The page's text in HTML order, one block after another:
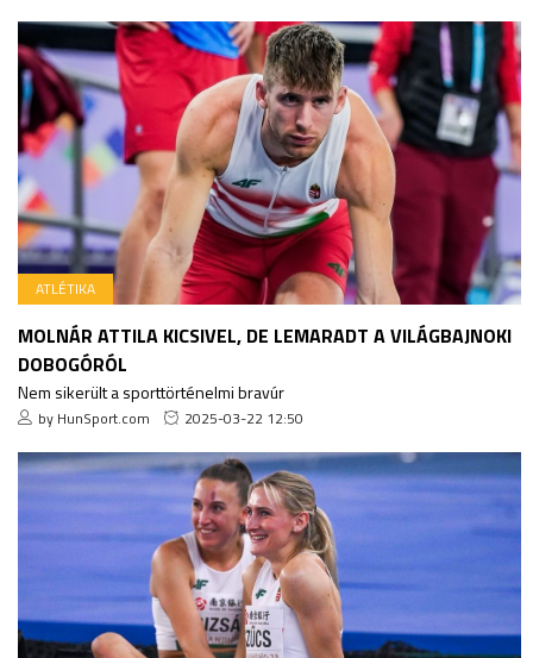
ATLÉTIKA
MOLNÁR ATTILA KICSIVEL, DE LEMARADT A VILÁGBAJNOKI
DOBOGÓRÓL
Nem sikerült a sporttörténelmi bravúr
by HunSport.com 2025-03-22 12:50